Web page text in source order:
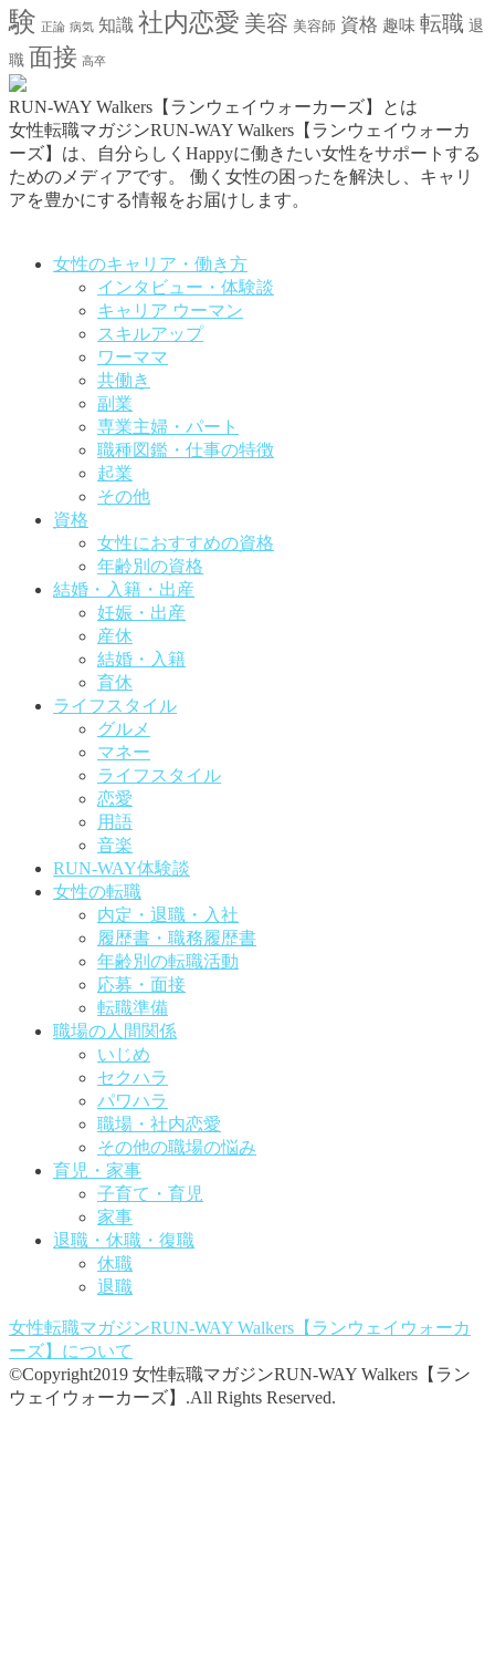
験 正論 病気 知識 社内恋愛 美容 美容師 資格 趣味 転職 退
職 面接 高卒
RUN-WAY Walkers【ランウェイウォーカーズ】とは
女性転職マガジンRUN-WAY Walkers【ランウェイウォーカ
ーズ】は、自分らしくHappyに働きたい女性をサポートする
ためのメディアです。
働く女性の困ったを解決し、キャリ
アを豊かにする情報をお届けします。
女性のキャリア・働き方
インタビュー・体験談
キャリア ウーマン
スキルアップ
ワーママ
共働き
副業
専業主婦・パート
職種図鑑・仕事の特徴
起業
その他
資格
女性におすすめの資格
年齢別の資格
結婚・入籍・出産
妊娠・出産
産休
結婚・入籍
育休
ライフスタイル
グルメ
マネー
ライフスタイル
恋愛
用語
音楽
RUN-WAY体験談
女性の転職
内定・退職・入社
履歴書・職務履歴書
年齢別の転職活動
応募・面接
転職準備
職場の人間関係
いじめ
セクハラ
パワハラ
職場・社内恋愛
その他の職場の悩み
育児・家事
子育て・育児
家事
退職・休職・復職
休職
退職
女性転職マガジンRUN-WAY Walkers【ランウェイウォーカ
ーズ】 について
©Copyright2019 女性転職マガジンRUN-WAY Walkers【ラン
ウェイウォーカーズ】.All Rights Reserved.